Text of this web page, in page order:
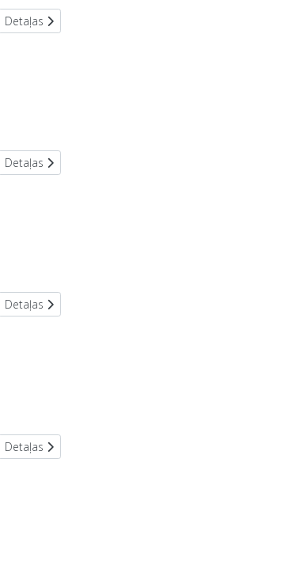
Detaļas
Detaļas
Detaļas
Detaļas